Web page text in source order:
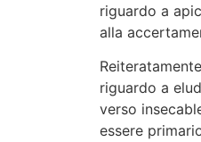
riguardo a
alla
riguardo a
verso
essere